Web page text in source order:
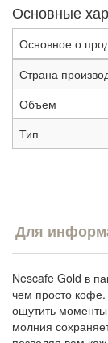
Основные
Основное о
Страна
Объем
Тип
Для
Nescafe Gold в
чем просто кофе.
ощутить моменты
молния